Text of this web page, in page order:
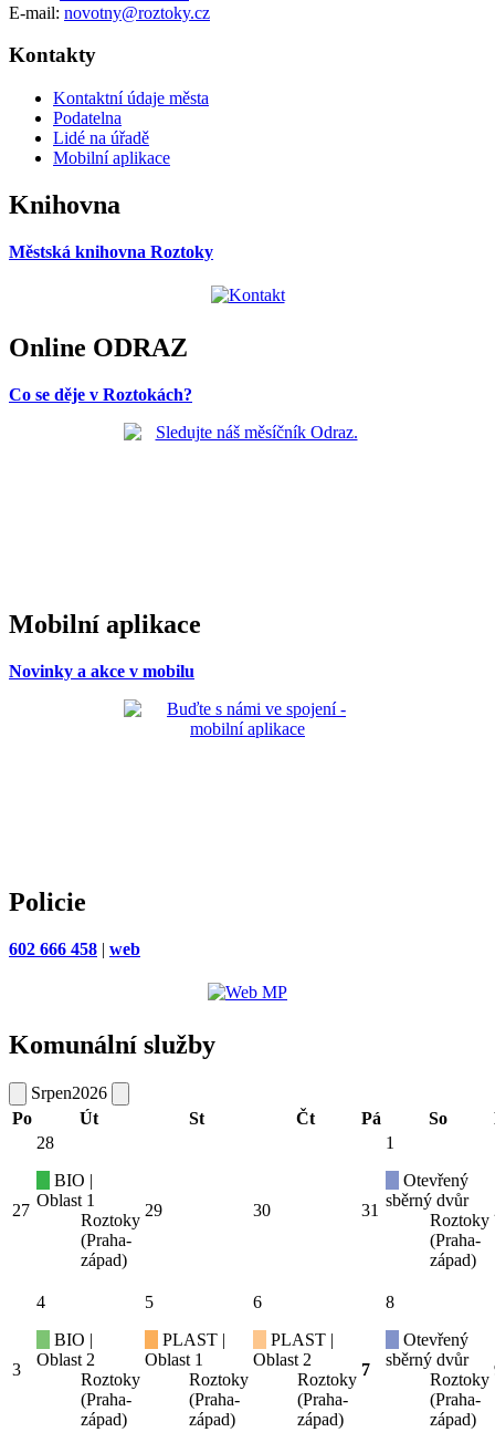
E-mail: novotny@roztoky.cz
Kontakty
Kontaktní údaje města
Podatelna
Lidé na úřadě
Mobilní aplikace
Knihovna
Městská knihovna Roztoky
Online ODRAZ
Co se děje v Roztokách?
Mobilní aplikace
Novinky a akce v mobilu
Policie
602 666 458 | web
Komunální služby
Srpen2026
Po
Út St Čt Pá So
27
28
BIO |
Oblast 1
Roztoky
(Praha-
západ)
29 30 31
1
Otevřený
sběrný dvůr
Roztoky
(Praha-
západ)
3
4
BIO |
Oblast 2
Roztoky
(Praha-
západ)
5
PLAST |
Oblast 1
Roztoky
(Praha-
západ)
6
PLAST |
Oblast 2
Roztoky
(Praha-
západ)
7
8
Otevřený
sběrný dvůr
Roztoky
(Praha-
západ)